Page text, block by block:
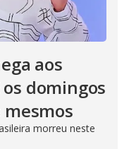
aos
os domingos
mesmos
morreu neste